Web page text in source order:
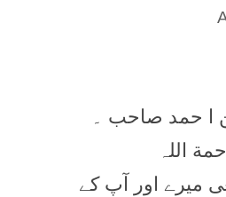
ا حمد صاحب ۔
اللہ
میرے اور آپ کے